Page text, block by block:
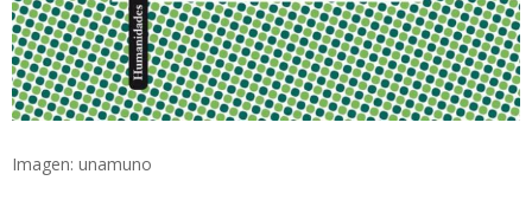
Imagen: unamuno